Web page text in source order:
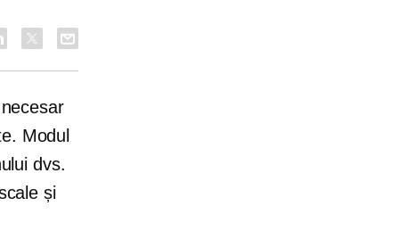
Modul
dvs.
și